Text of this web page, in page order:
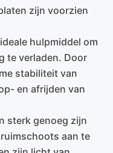
zijn voorzien
hulpmiddel om
te verladen. Door
stabiliteit van
en afrijden van
sterk genoeg zijn
aan te